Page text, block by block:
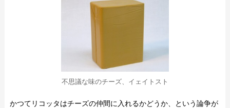
不思議な味のチーズ、イェイトスト
かつてリコッタはチーズの仲間に入れるかどうか、という論争が